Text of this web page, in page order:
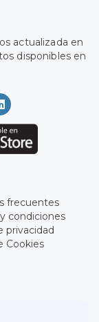
actualizada en
disponibles en
frecuentes
condiciones
privacidad
Cookies